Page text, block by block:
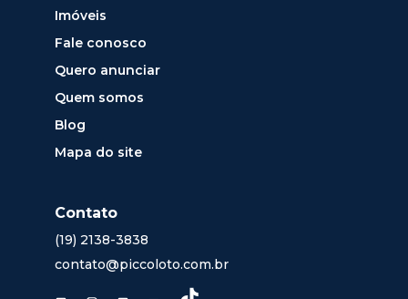
Imóveis
Fale conosco
Quero anunciar
Quem somos
Blog
Mapa do site
Contato
(19) 2138-3838
contato@piccoloto.com.br